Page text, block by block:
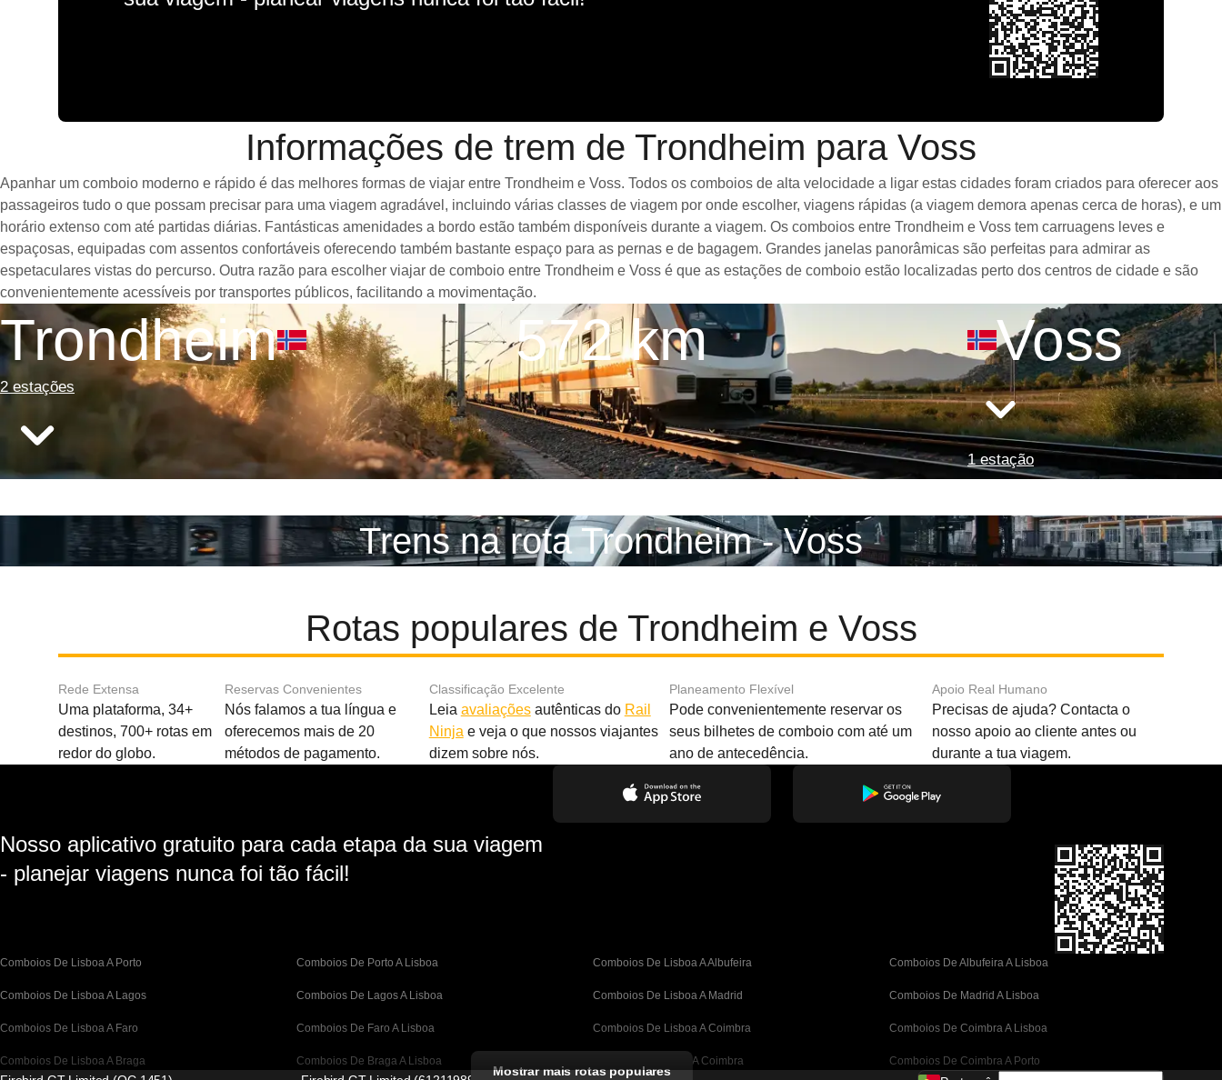
Informações de trem de Trondheim para Voss
Apanhar um comboio moderno e rápido é das melhores formas de viajar entre Trondheim e Voss. Todos os comboios de alta velocidade a ligar estas cidades foram criados para oferecer aos
passageiros tudo o que possam precisar para uma viagem agradável, incluindo várias classes de viagem por onde escolher, viagens rápidas (a viagem demora apenas cerca de horas), e um
horário extenso com até partidas diárias. Fantásticas amenidades a bordo estão também disponíveis durante a viagem. Os comboios entre Trondheim e Voss tem carruagens leves e
espaçosas, equipadas com assentos confortáveis oferecendo também bastante espaço para as pernas e de bagagem. Grandes janelas panorâmicas são perfeitas para admirar as
espetaculares vistas do percurso. Outra razão para escolher viajar de comboio entre Trondheim e Voss é que as estações de comboio estão localizadas perto dos centros de cidade e são
convenientemente acessíveis por transportes públicos, facilitando a movimentação.
Trondheim
2 estações
572 km Voss
1 estação
Trens na rota Trondheim - Voss
Rotas populares de Trondheim e Voss
Rede Extensa
Uma plataforma, 34+
destinos, 700+ rotas em
redor do globo.
Reservas Convenientes
Nós falamos a tua língua e
oferecemos mais de 20
métodos de pagamento.
Classificação Excelente
Leia avaliaçõesautênticas do Rail
Ninja e veja o que nossos viajantes
dizem sobre nós.
Planeamento Flexível
Pode convenientemente reservar os
seus bilhetes de comboio com até um
ano de antecedência.
Apoio Real Humano
Precisas de ajuda? Contacta o
nosso apoio ao cliente antes ou
durante a tua viagem.
Nosso aplicativo gratuito para cada etapa da sua viagem
- planejar viagens nunca foi tão fácil!
Comboios De Lisboa A Porto Comboios De Porto A Lisboa Comboios De Lisboa A Albufeira Comboios De Albufeira A Lisboa
Comboios De Lisboa A Lagos Comboios De Lagos A Lisboa Comboios De Lisboa A Madrid Comboios De Madrid A Lisboa
Comboios De Lisboa A Faro Comboios De Faro A Lisboa Comboios De Lisboa A Coimbra Comboios De Coimbra A Lisboa
Comboios De Lisboa A Braga Comboios De Braga A Lisboa Comboios De Porto A Coimbra Comboios De Coimbra A Porto
Mostrar mais rotas populares